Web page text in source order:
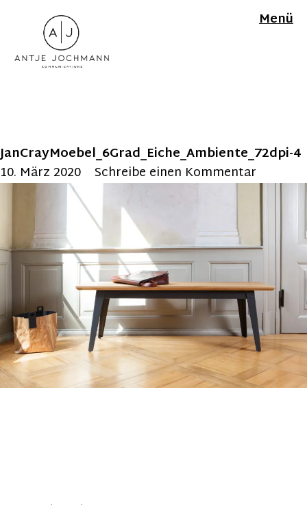
Menü
JanCrayMoebel_6Grad_Eiche_Ambiente_72dpi-4
10. März 2020
Schreibe einen Kommentar